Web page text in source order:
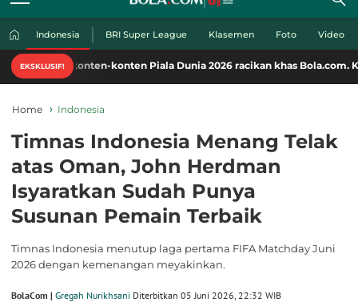
Indonesia BRI Super League Klasemen Foto Video
EKSKLUSIF!
konten Piala Dunia 2026 racikan khas Bola.com. Klik di sini!
Home Indonesia
Timnas Indonesia Menang Telak
atas Oman, John Herdman
Isyaratkan Sudah Punya
Susunan Pemain Terbaik
Timnas Indonesia menutup laga pertama FIFA Matchday Juni
2026 dengan kemenangan meyakinkan.
BolaCom | Gregah Nurikhsani Diterbitkan 05 Juni 2026, 22:32 WIB